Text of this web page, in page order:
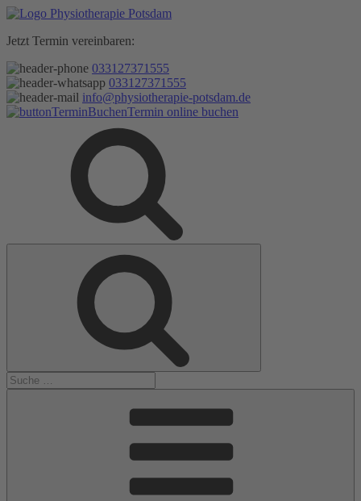
Zum
springen
Jetzt Termin vereinbaren:
033127371555
033127371555
info@physiotherapie-potsdam.de
Termin online buchen